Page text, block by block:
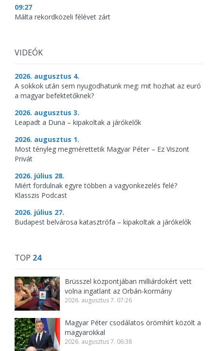
09:27
Málta rekordközeli félévet zárt
VIDEÓK
2026. augusztus 4.
A sokkok után sem nyugodhatunk meg: mit hozhat az euró
a magyar befektetőknek?
2026. augusztus 3.
Leapadt a Duna – kipakoltak a járókelők
2026. augusztus 1.
Most tényleg megmérettetik Magyar Péter – Ez Viszont
Privát
2026. július 28.
Miért fordulnak egyre többen a vagyonkezelés felé?
Klasszis Podcast
2026. július 27.
Budapest belvárosa katasztrófa – kipakoltak a járókelők
TOP 24
Brüsszel központjában milliárdokért vett
volna ingatlant az Orbán-kormány
2026. augusztus 7. 07:26
Magyar Péter csodálatos örömhírt közölt a
magyarokkal
2026. augusztus 7. 06:38